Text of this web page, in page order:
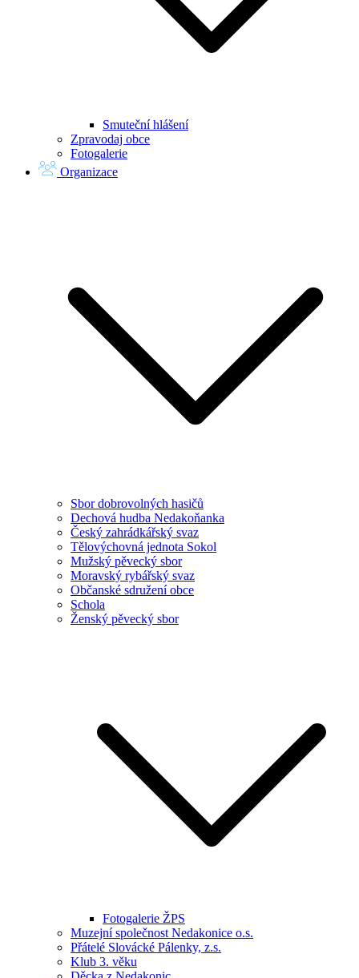
Smuteční hlášení
Zpravodaj obce
Fotogalerie
Organizace
Sbor dobrovolných hasičů
Dechová hudba Nedakoňanka
Český zahrádkářský svaz
Tělovýchovná jednota Sokol
Mužský pěvecký sbor
Moravský rybářský svaz
Občanské sdružení obce
Schola
Ženský pěvecký sbor
Fotogalerie ŽPS
Muzejní společnost Nedakonice o.s.
Přátelé Slovácké Pálenky, z.s.
Klub 3. věku